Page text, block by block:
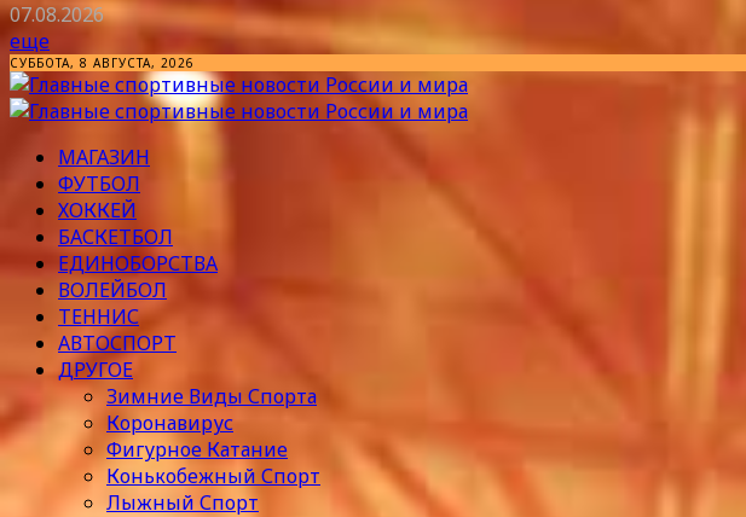
07.08.2026
еще
СУББОТА, 8 АВГУСТА, 2026
МАГАЗИН
ФУТБОЛ
ХОККЕЙ
БАСКЕТБОЛ
ЕДИНОБОРСТВА
ВОЛЕЙБОЛ
ТЕННИС
АВТОСПОРТ
ДРУГОЕ
Зимние Виды Спорта
Коронавирус
Фигурное Катание
Конькобежный Спорт
Лыжный Спорт